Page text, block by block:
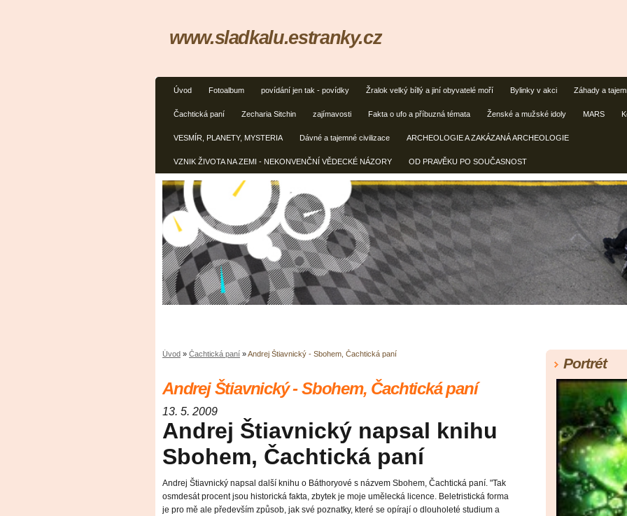
Úvod Fotoalbum povídání jen tak - povídky Žralok velký bíllý a jiní obyvatelé moří Bylinky v akci Záhady a
Čachtická paní Zecharia Sitchin zajímavosti Fakta o ufo a příbuzná témata Ženské a mužské idoly MARS
VESMÍR, PLANETY, MYSTERIA Dávné a tajemné civilizace ARCHEOLOGIE A ZAKÁZANÁ ARCHEOLOGIE
VZNIK ŽIVOTA NA ZEMI - NEKONVENČNÍ VĚDECKÉ NÁZORY OD PRAVĚKU PO SOUČASNOST
www.sladkalu.estranky.cz
Úvod » Čachtická paní »Andrej Štiavnický - Sbohem, Čachtická paní
Andrej Štiavnický - Sbohem, Čachtická paní
13. 5. 2009
Andrej Štiavnický napsal knihu
Sbohem, Čachtická paní
Andrej Štiavnický napsal další knihu o Báthoryové s názvem Sbohem, Čachtická paní. "Tak
osmdesát procent jsou historická fakta, zbytek je moje umělecká licence. Beletristická forma
je pro mě ale především způsob, jak své poznatky, které se opírají o dlouholeté studium a
Portrét